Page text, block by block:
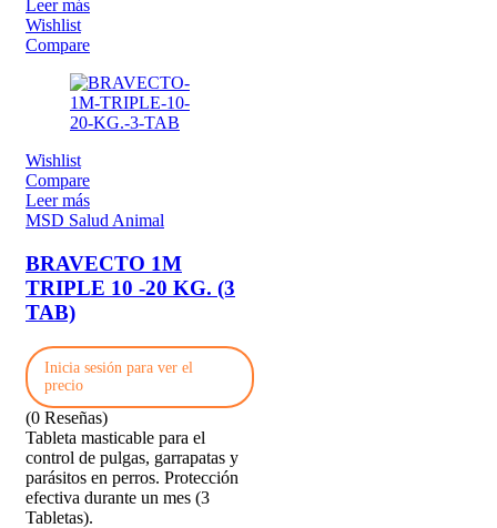
Leer más
Wishlist
Compare
Wishlist
Compare
Leer más
MSD Salud Animal
BRAVECTO 1M
TRIPLE 10 -20 KG. (3
TAB)
Inicia sesión para ver el
precio
(0 Reseñas)
Tableta masticable para el
control de pulgas, garrapatas y
parásitos en perros. Protección
efectiva durante un mes (3
Tabletas).